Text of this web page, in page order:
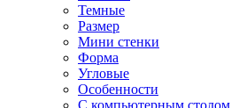
Темные
Размер
Мини стенки
Форма
Угловые
Особенности
С компьютерным столом